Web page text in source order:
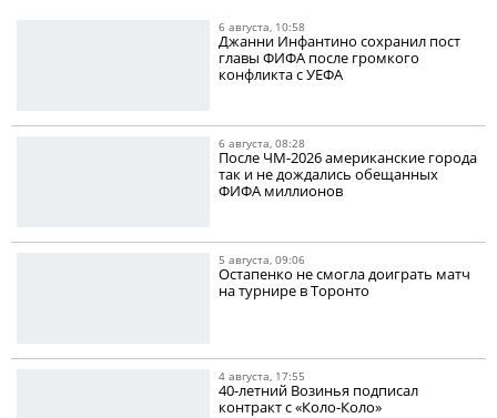
6 августа, 10:58
Джанни Инфантино сохранил пост
главы ФИФА после громкого
конфликта с УЕФА
6 августа, 08:28
После ЧМ-2026 американские города
так и не дождались обещанных
ФИФА миллионов
5 августа, 09:06
Остапенко не смогла доиграть матч
на турнире в Торонто
4 августа, 17:55
40-летний Возинья подписал
контракт с «Коло-Коло»